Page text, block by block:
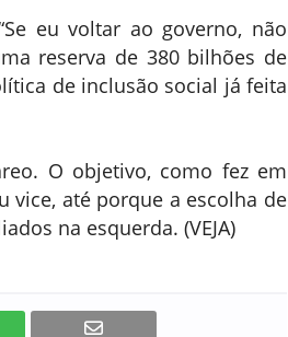
eu voltar ao governo, não
reserva de 380 bilhões de
de inclusão social já feita
O objetivo, como fez em
vice, até porque a escolha de
na esquerda. (VEJA)